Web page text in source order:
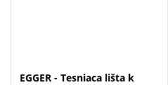
EGGER - Tesniaca lišta k